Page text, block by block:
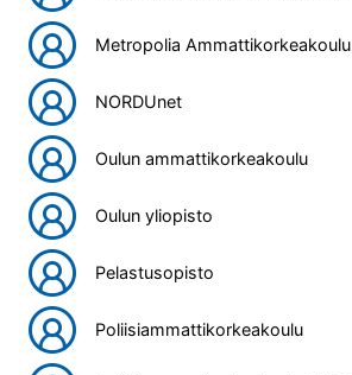
Metropolia Ammattikorkeakoulu
NORDUnet
Oulun ammattikorkeakoulu
Oulun yliopisto
Pelastusopisto
Poliisiammattikorkeakoulu